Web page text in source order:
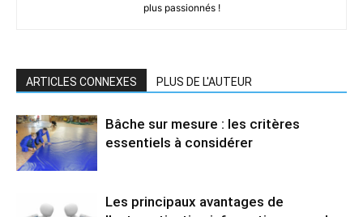
plus passionnés !
ARTICLES CONNEXES PLUS DE L'AUTEUR
Bâche sur mesure : les critères
essentiels à considérer
Les principaux avantages de